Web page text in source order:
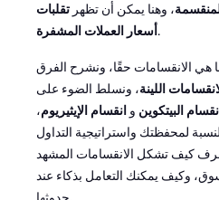
، وهنا يمكن أن تظهر تقلبات
أسعار العملات المشفرة.
هي الانقسامات حقًا، ونشرح الفرق
اللينة، ونسلط الضوء على
البيتكوين و انقسام الإيثيريوم،
لمحفظتك واستراتيجية التداول
كيف تشكل الانقسامات المشهد
وكيف يمكنك التعامل بذكاء عند